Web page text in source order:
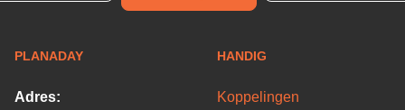
PLANADAY
Adres:
HANDIG
Koppelingen